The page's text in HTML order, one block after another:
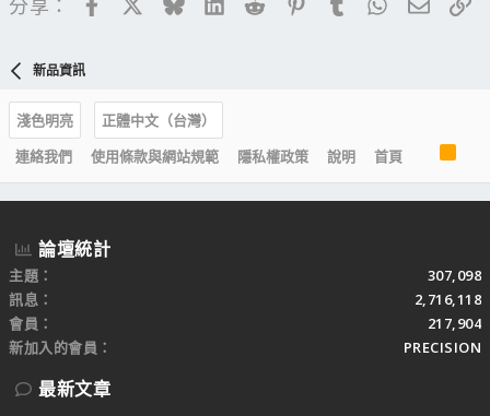
分享：
新品資訊
淺色明亮
正體中文（台灣）
連絡我們
使用條款與網站規範 隱私權政策 說明 首頁
S
論壇統計
主題
307,098
訊息
2,716,118
會員
217,904
新加入的會員
PRECISION
最新文章